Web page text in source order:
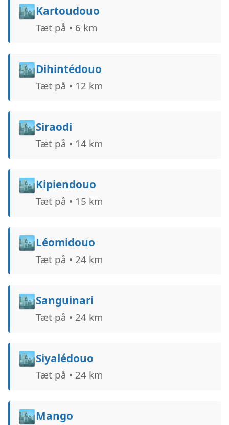
🏙️Kartoudouo
Tæt på • 6 km
🏙️Dihintédouo
Tæt på • 12 km
🏙️Siraodi
Tæt på • 14 km
🏙️Kipiendouo
Tæt på • 15 km
🏙️Léomidouo
Tæt på • 24 km
🏙️Sanguinari
Tæt på • 24 km
🏙️Siyalédouo
Tæt på • 24 km
🏙️Mango